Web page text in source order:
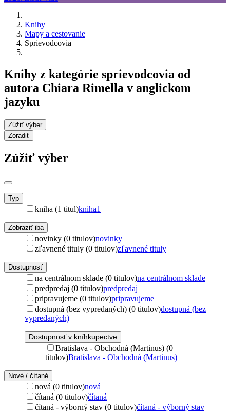
Knihy
Mapy a cestovanie
Sprievodcovia
Knihy z kategórie sprievodcovia od
autora Chiara Rimella v anglickom
jazyku
Zúžiť výber
Zoradiť
Zúžiť výber
Typ
kniha (1 titul)kniha1
Zobraziť iba
novinky (0 titulov)novinky
zľavnené tituly (0 titulov)zľavnené tituly
Dostupnosť
na centrálnom sklade (0 titulov)na centrálnom sklade
predpredaj (0 titulov)predpredaj
pripravujeme (0 titulov)pripravujeme
dostupná (bez vypredaných) (0 titulov)dostupná (bez
vypredaných)
Dostupnosť v kníhkupectve
Bratislava - Obchodná (Martinus) (0
titulov)Bratislava - Obchodná (Martinus)
Nové / čítané
nová (0 titulov)nová
čítaná (0 titulov)čítaná
čítaná - výborný stav (0 titulov)čítaná - výborný stav